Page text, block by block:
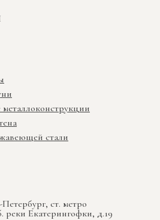
стали
Петербург, ст. метро
реки Екатерингофки, д.19